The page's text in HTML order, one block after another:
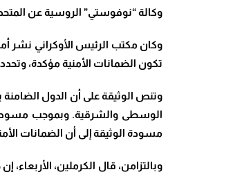
وكالة “نوفوستي” الروسية عن
وكان مكتب الرئيس الأوكراني نشر
تكون الضمانات الأمنية مؤكدة،
وتنص الوثيقة على أن الدول الضامنة
الوسطى والشرقية. وبموجب مسودة
مسودة الوثيقة إلى أن الضمانات
وبالتزامن، قال الكرملين،